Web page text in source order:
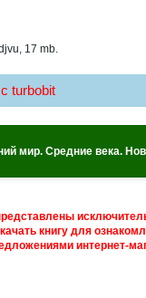
17 mb.
turbobit
мир. Средние века.
книгу для
интернет-